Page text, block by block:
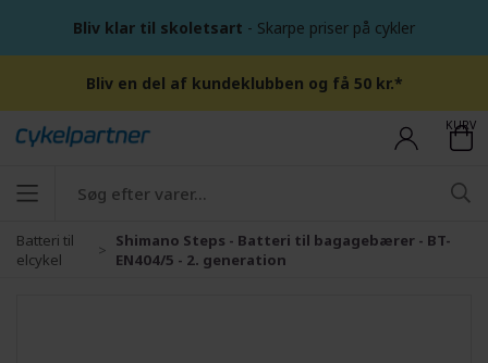
Bliv klar til skoletsart - Skarpe priser på cykler
Bliv en del af kundeklubben og få 50 kr.*
KURV
Batteri til
elcykel
Shimano Steps - Batteri til bagagebærer - BT-
EN404/5 - 2. generation